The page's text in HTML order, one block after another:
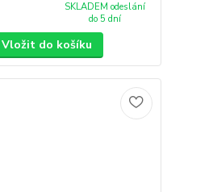
SKLADEM odeslání
do 5 dní
Vložit do košíku